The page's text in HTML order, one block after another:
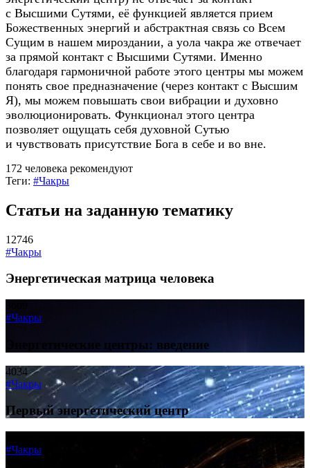
с Высшими Сутями, её функцией является прием
Божественных энергий и абстрактная связь со Всем
Сущим в нашем мироздании, а уола чакра же отвечает
за прямой контакт с Высшими Сутями. Именно
благодаря гармоничной работе этого центры мы можем
понять свое предназначение (через контакт с Высшим
Я), мы можем повышать свои вибрации и духовно
эволюционировать. Функционал этого центра
позволяет ощущать себя духовной Сутью
и чувствовать присутствие Бога в себе и во вне.
172 человека рекомендуют
Теги: #Чакры
Статьи на заданную тематику
12746
#Чакры
Энергетическая матрица человека
#Чакры
Энергетические центры: введение
4034
#Чакры
Первый энергетический центр
#Чакры